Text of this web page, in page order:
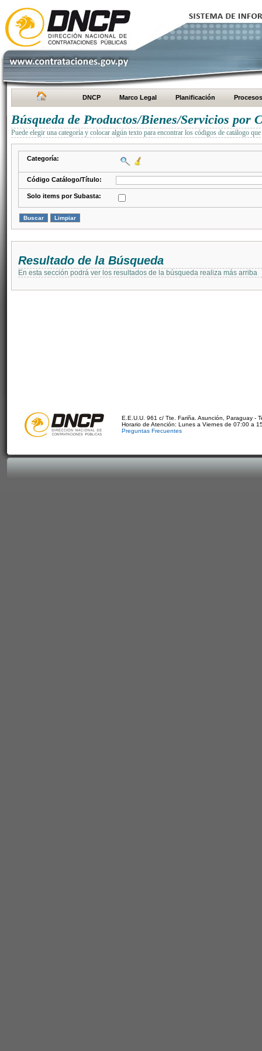
DNCP Marco Legal Planificación Procesos
Búsqueda de Productos/Bienes/Servicios por
Puede elegir una categoría y colocar algún texto para encontrar los códigos de catálogo
Categoría:
Código Catálogo/Título:
Solo items por Subasta:
Resultado de la Búsqueda
En esta sección podrá ver los resultados de la búsqueda realiza más arriba
E.E.U.U. 961 c/ Tte. Fariña. Asunción, Paraguay -
Horario de Atención: Lunes a Viernes de 07:00 a
Preguntas Frecuentes